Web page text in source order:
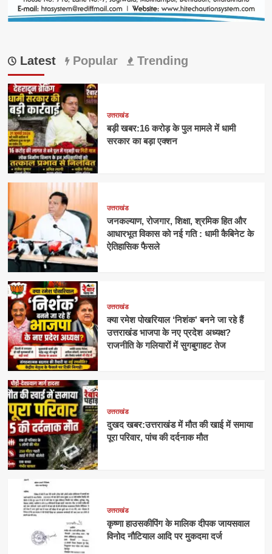
Latest Popular Trending
उत्तराखंड
बड़ी खबर:16 करोड़ के पुल मामले में धामी
सरकार का बड़ा एक्शन
उत्तराखंड
जनकल्याण, रोजगार, शिक्षा, श्रमिक हित और
आधारभूत विकास को नई गति : धामी कैबिनेट के
ऐतिहासिक फैसले
उत्तराखंड
क्या रमेश पोखरियाल ‘निशंक’ बनने जा रहे हैं
उत्तराखंड भाजपा के नए प्रदेश अध्यक्ष?
राजनीति के गलियारों में सुगबुगाहट तेज
उत्तराखंड
दुखद खबर:उत्तराखंड में मौत की खाई में समाया
पूरा परिवार, पांच की दर्दनाक मौत
उत्तराखंड
कृष्णा हाउसकीपिंग के मालिक दीपक जायसवाल
विनोद नौटियाल आदि पर मुकदमा दर्ज